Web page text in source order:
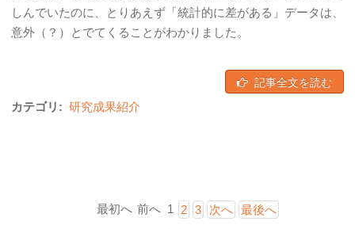
しんでいたのに、とりあえず「統計的に差がある」データは、
意外（？）とでてくることがわかりました。
記事全文を読む
カテゴリ: 研究成果紹介
最初へ 前へ 1 2 3 次へ
最後へ